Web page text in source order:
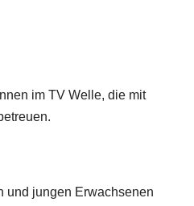
im TV Welle, die mit
und jungen Erwachsenen